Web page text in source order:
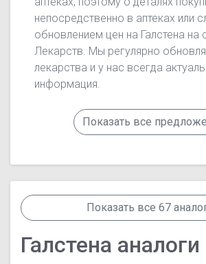
непосредственно в аптеках или
обновлением цен на Галстена на
Лекарств. Мы регулярно
лекарства и у нас всегда
информация.
Показать все
Показать все 67
Галстена аналоги